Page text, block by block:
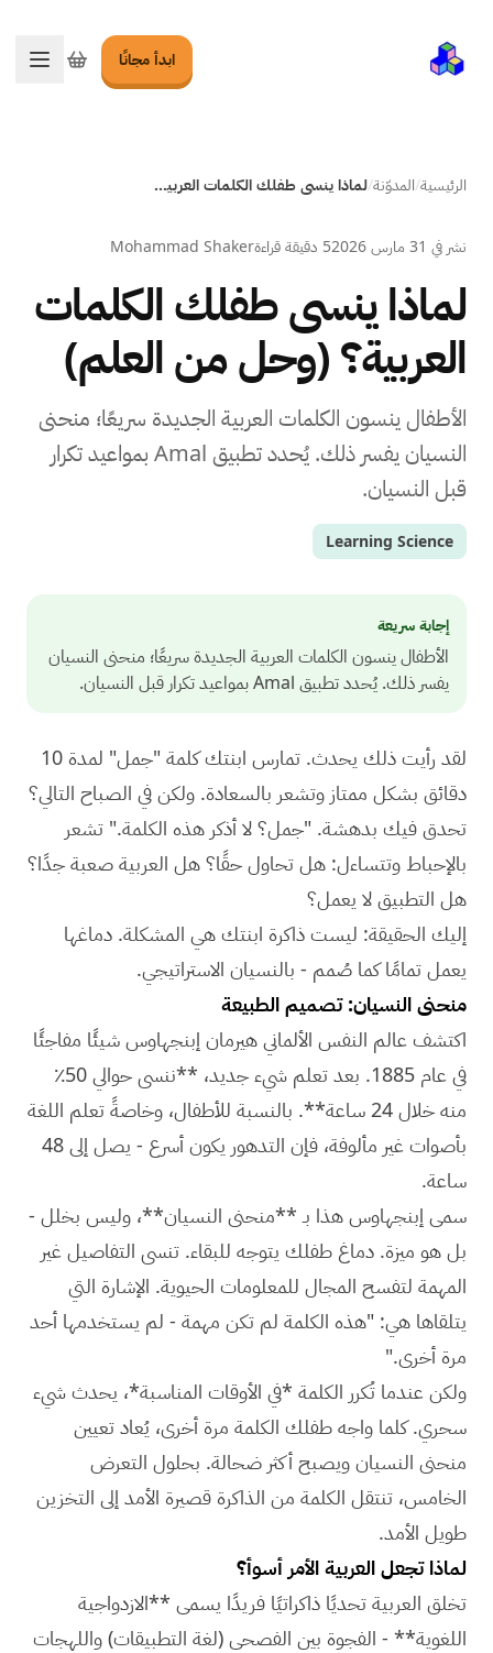
ابدأ مجانًا تبديل
الرئيسية/المدوّنة/ لماذا ينسى طفلك الكلمات العربية؟ (وحل من العلم)
نشر في 31 مارس 2026 5 دقيقة قراءة Mohammad Shaker
لماذا ينسى طفلك الكلمات
العربية؟ (وحل من العلم)
الأطفال ينسون الكلمات العربية الجديدة سريعًا؛ منحنى
النسيان يفسر ذلك. يُحدد تطبيق Amal بمواعيد تكرار
قبل النسيان.
Learning Science
إجابة سريعة
الأطفال ينسون الكلمات العربية الجديدة سريعًا؛ منحنى النسيان
يفسر ذلك. يُحدد تطبيق Amal بمواعيد تكرار قبل النسيان.
لقد رأيت ذلك يحدث. تمارس ابنتك كلمة "جمل" لمدة 10
دقائق بشكل ممتاز وتشعر بالسعادة. ولكن في الصباح التالي؟
تحدق فيك بدهشة. "جمل؟ لا أذكر هذه الكلمة." تشعر
بالإحباط وتتساءل: هل تحاول حقًا؟ هل العربية صعبة جدًا؟
هل التطبيق لا يعمل؟
إليك الحقيقة: ليست ذاكرة ابنتك هي المشكلة. دماغها
يعمل تمامًا كما صُمم - بالنسيان الاستراتيجي.
منحنى النسيان: تصميم الطبيعة
اكتشف عالم النفس الألماني هيرمان إبنجهاوس شيئًا مفاجئًا
في عام 1885. بعد تعلم شيء جديد، **ننسى حوالي 50٪
منه خلال 24 ساعة**. بالنسبة للأطفال، وخاصةً تعلم اللغة
بأصوات غير مألوفة، فإن التدهور يكون أسرع - يصل إلى 48
ساعة.
سمى إبنجهاوس هذا بـ **منحنى النسيان**، وليس بخلل -
بل هو ميزة. دماغ طفلك يتوجه للبقاء. تنسى التفاصيل غير
المهمة لتفسح المجال للمعلومات الحيوية. الإشارة التي
يتلقاها هي: "هذه الكلمة لم تكن مهمة - لم يستخدمها أحد
مرة أخرى."
ولكن عندما تُكرر الكلمة *في الأوقات المناسبة*، يحدث شيء
سحري. كلما واجه طفلك الكلمة مرة أخرى، يُعاد تعيين
منحنى النسيان ويصبح أكثر ضحالة. بحلول التعرض
الخامس، تنتقل الكلمة من الذاكرة قصيرة الأمد إلى التخزين
طويل الأمد.
لماذا تجعل العربية الأمر أسوأ؟
تخلق العربية تحديًا ذاكراتيًا فريدًا يسمى **الازدواجية
اللغوية** - الفجوة بين الفصحى (لغة التطبيقات) واللهجات